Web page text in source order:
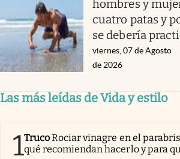
hombres y
cuatro patas y
se debería
viernes, 07 de Agosto
de 2026
Las más leídas de Vida y estilo
1TrucoRociar vinagre en el
qué recomiendan hacerlo y para